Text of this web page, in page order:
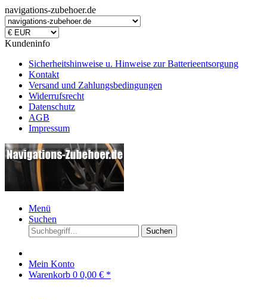
navigations-zubehoer.de
Kundeninfo
Sicherheitshinweise u. Hinweise zur Batterieentsorgung
Kontakt
Versand und Zahlungsbedingungen
Widerrufsrecht
Datenschutz
AGB
Impressum
Menü
Suchen
Suchen
Mein Konto
Warenkorb 0 0,00 € *